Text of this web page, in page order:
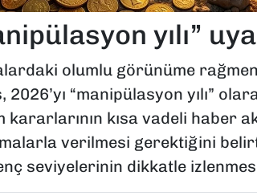
yılı”
olumlu görünüme
2026’yı “manipülasyon yılı”
kararlarının kısa vadeli haber
verilmesi gerektiğini
seviyelerinin dikkatle